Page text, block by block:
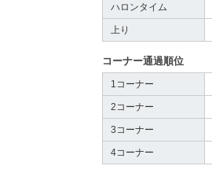
ハロンタイム
上り
コーナー通過順位
1コーナー
2コーナー
3コーナー
4コーナー